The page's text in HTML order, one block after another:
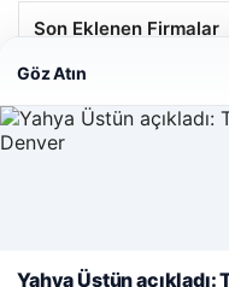
Son Eklenen Firmalar
Web sitemizi nasıl
Göz Atın
Yahya Üstün